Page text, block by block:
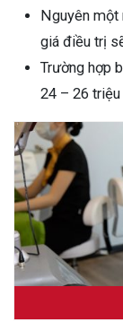
Nguyên
giá điều trị
Trường hợp
24 – 26